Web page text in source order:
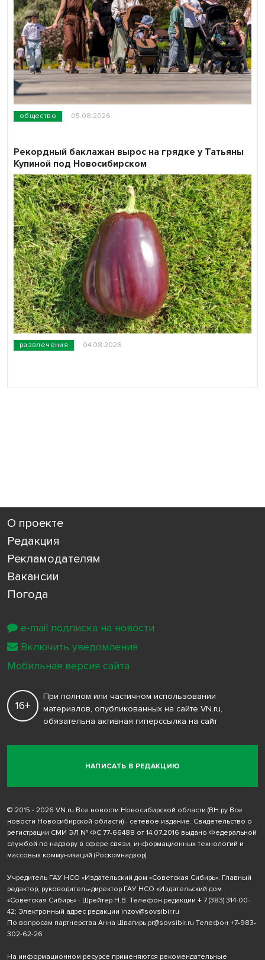
общество 05.08.2026
развлечения 04.08.2026
Рекордный баклажан вырос на грядке у Татьяны
Купиной под Новосибирском
О проекте
Редакция
Рекламодателям
Вакансии
Погода
НАПИСАТЬ В РЕДАКЦИЮ
16+
При полном или частичном использовании
материалов, опубликованных на сайте VN.ru,
обязательна активная гиперссылка на сайт
© 2015 - 2026 VN.ru Все новости Новосибирской области (ВН.ру Все
новости Новосибирской области) - сетевое издание. Свидетельство о
регистрации СМИ ЭЛ № ФС 77-66488 от 14.07.2016 выдано Федеральной
службой по надзору в сфере связи, информационных технологий и
массовых коммуникаций (Роскомнадзор)
Учредитель ГАУ НСО «Издательский дом «Советская Сибирь». Главный
редактор, руководитель-директор ГАУ НСО «Издательский дом
«Советская Сибирь» - Шрейтер Н.В. Телефон редакции + 7 (383) 314-00-
42; Электронный адрес редакции inzov@sovsibir.ru
По вопросам партнерства Анна Швагирь pr@sovsibir.ru Телефон +7-983-
302-62-26
На информационном ресурсе применяются рекомендательные
e-mail подписка на новости
Включить уведомления
Мобильная версия сайта